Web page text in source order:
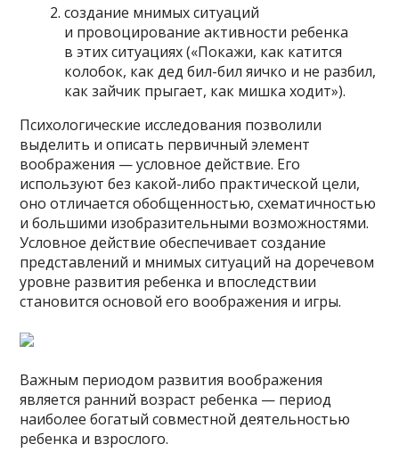
создание мнимых ситуаций
и провоцирование активности ребенка
в этих ситуациях («Покажи, как катится
колобок, как дед бил-бил яичко и не разбил,
как зайчик прыгает, как мишка ходит»).
Психологические исследования позволили
выделить и описать первичный элемент
воображения — условное действие. Его
используют без какой-либо практической цели,
оно отличается обобщенностью, схематичностью
и большими изобразительными возможностями.
Условное действие обеспечивает создание
представлений и мнимых ситуаций на доречевом
уровне развития ребенка и впоследствии
становится основой его воображения и игры.
Важным периодом развития воображения
является ранний возраст ребенка — период
наиболее богатый совместной деятельностью
ребенка и взрослого.